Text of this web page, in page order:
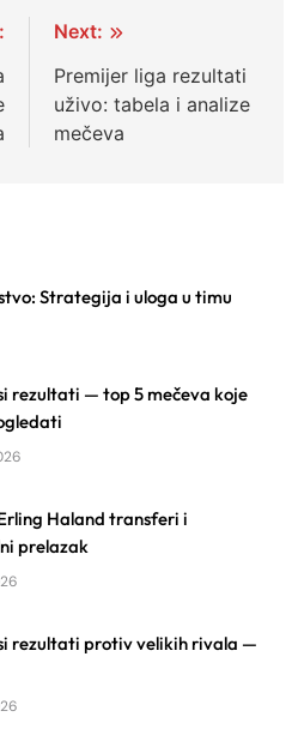
Next:
Premijer liga rezultati
uživo: tabela i analize
mečeva
Strategija i uloga u timu
rezultati — top 5 mečeva koje
Haland transferi i
prelazak
rezultati protiv velikih rivala —